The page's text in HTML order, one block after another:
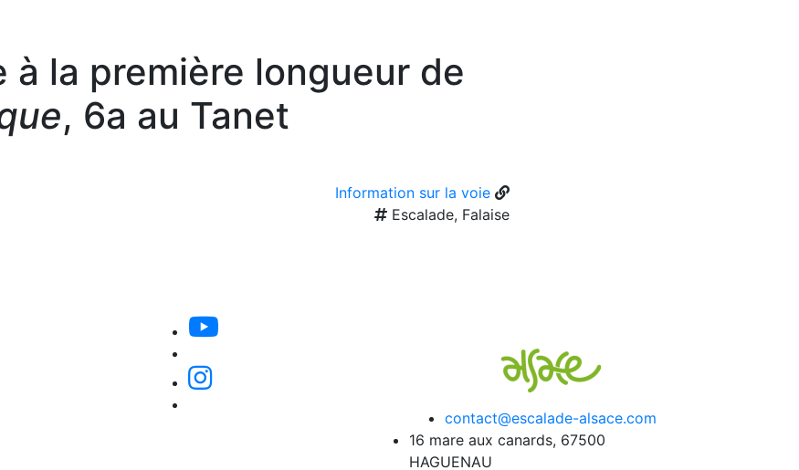
à la première longueur de
, 6a au Tanet
Information sur la voie
Escalade, Falaise
contact@escalade-alsace.com
16 mare aux canards, 67500
HAGUENAU